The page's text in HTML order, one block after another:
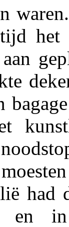
had
en